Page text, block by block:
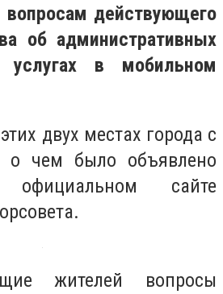
вопросам действующего
об административных
в мобильном
двух местах города с
о чем было объявлено
сайте
жителей вопросы